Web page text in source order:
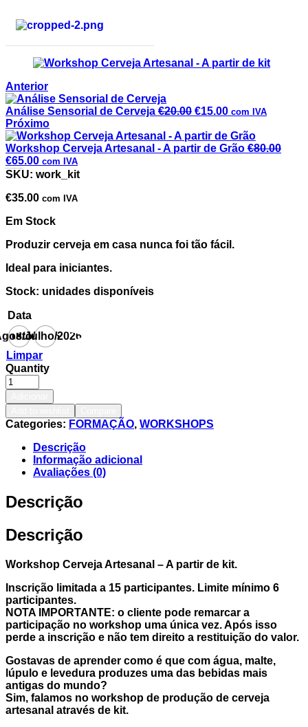
Anterior
Análise Sensorial de Cerveja €20.00 €15.00 com IVA
Próximo
Workshop Cerveja Artesanal - A partir de Grão €80.00
€65.00 com IVA
SKU: work_kit
€35.00 com IVA
Em Stock
Produzir cerveja em casa nunca foi tão fácil.
Ideal para iniciantes.
Stock: unidades disponíveis
Data
2026
18/Julho/2026
Limpar
Quantity
Categories: FORMAÇÃO, WORKSHOPS
Descrição
Informação adicional
Avaliações (0)
Descrição
Descrição
Workshop Cerveja Artesanal – A partir de kit.
Inscrição limitada a 15 participantes. Limite mínimo 6
participantes.
NOTA IMPORTANTE: o cliente pode remarcar a
participação no workshop uma única vez. Após isso
perde a inscrição e não tem direito a restituição do valor.
Gostavas de aprender como é que com água, malte,
lúpulo e levedura produzes uma das bebidas mais
antigas do mundo?
Sim, falamos no workshop de produção de cerveja
artesanal através de kit.